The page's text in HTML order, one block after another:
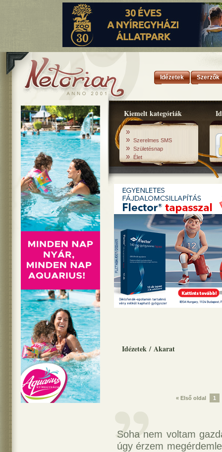
Idézetek Szerzők
Kiemelt kategóriák
»
» Szerelmes SMS
» Születésnap
» Élet
Idézetek / Akarat
« Első oldal 1
Soha nem voltam
úgy érzem